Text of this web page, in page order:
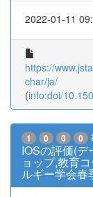
2022-01-11
https://
char/ja/
(info:doi/
1 0 0 0
IOSの評価(
ョップ,教育
ルギー学会春